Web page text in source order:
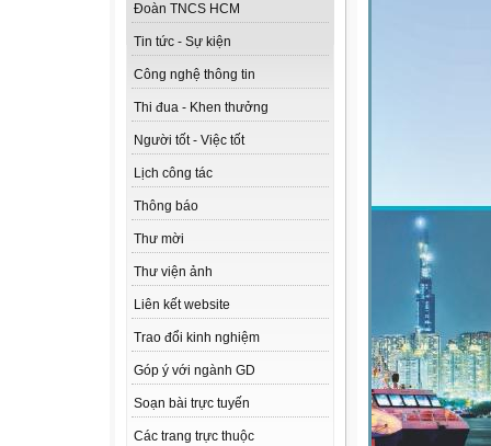
Đoàn TNCS HCM
Tin tức - Sự kiện
Công nghệ thông tin
Thi đua - Khen thưởng
Người tốt - Việc tốt
Lịch công tác
Thông báo
Thư mời
Thư viện ảnh
Liên kết website
Trao đổi kinh nghiệm
Góp ý với ngành GD
Soạn bài trực tuyến
Các trang trực thuộc